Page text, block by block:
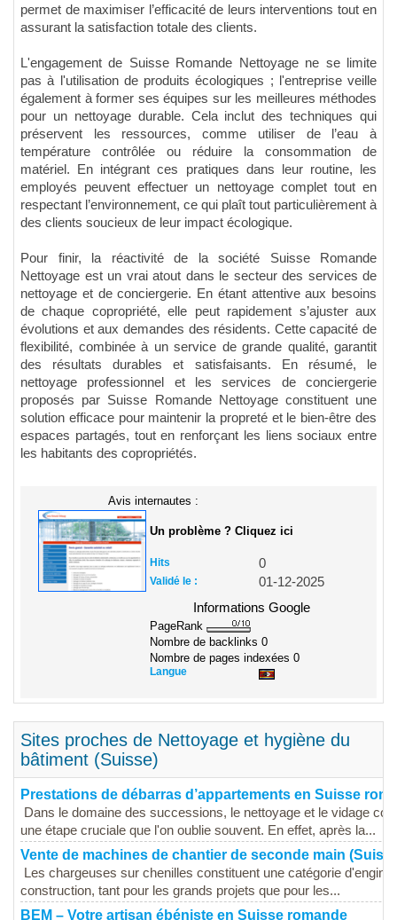
permet de maximiser l’efficacité de leurs interventions tout en
assurant la satisfaction totale des clients.
L'engagement de Suisse Romande Nettoyage ne se limite
pas à l'utilisation de produits écologiques ; l'entreprise veille
également à former ses équipes sur les meilleures méthodes
pour un nettoyage durable. Cela inclut des techniques qui
préservent les ressources, comme utiliser de l’eau à
température contrôlée ou réduire la consommation de
matériel. En intégrant ces pratiques dans leur routine, les
employés peuvent effectuer un nettoyage complet tout en
respectant l’environnement, ce qui plaît tout particulièrement à
des clients soucieux de leur impact écologique.
Pour finir, la réactivité de la société Suisse Romande
Nettoyage est un vrai atout dans le secteur des services de
nettoyage et de conciergerie. En étant attentive aux besoins
de chaque copropriété, elle peut rapidement s’ajuster aux
évolutions et aux demandes des résidents. Cette capacité de
flexibilité, combinée à un service de grande qualité, garantit
des résultats durables et satisfaisants. En résumé, le
nettoyage professionnel et les services de conciergerie
proposés par Suisse Romande Nettoyage constituent une
solution efficace pour maintenir la propreté et le bien-être des
espaces partagés, tout en renforçant les liens sociaux entre
les habitants des copropriétés.
Avis internautes :
Un problème ? Cliquez ici
Hits 0
Validé le :
01-12-2025
Informations Google
PageRank
Nombre de backlinks 0
Nombre de pages indexées 0
Langue
Sites proches de Nettoyage et hygiène du
bâtiment (Suisse)
Prestations de débarras d’appartements en Suisse
Dans le domaine des successions, le nettoyage et le vidage
une étape cruciale que l'on oublie souvent. En effet, après la...
Vente de machines de chantier de seconde main
Les chargeuses sur chenilles constituent une catégorie
construction, tant pour les grands projets que pour les...
BEM – Votre artisan ébéniste en Suisse romande